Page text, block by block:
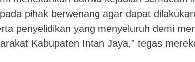
pihak berwenang agar dapat
penyelidikan yang menyeluruh demi
Kabupaten Intan Jaya,” tegas